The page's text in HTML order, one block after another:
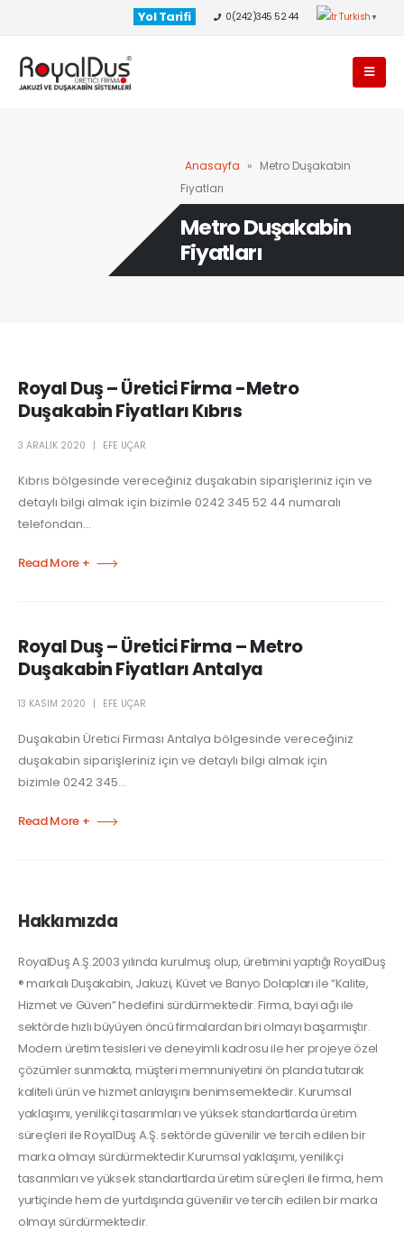
Yol Tarifi 0(242)345 52 44 Turkish ▼
Anasayfa » Metro Duşakabin
Fiyatları
Metro Duşakabin
Fiyatları
Royal Duş – Üretici Firma -Metro
Duşakabin Fiyatları Kıbrıs
3 ARALIK 2020 EFE UÇAR
Kıbrıs bölgesinde vereceğiniz duşakabin siparişleriniz için ve
detaylı bilgi almak için bizimle 0242 345 52 44 numaralı
telefondan...
Read More +
Royal Duş – Üretici Firma – Metro
Duşakabin Fiyatları Antalya
13 KASIM 2020 EFE UÇAR
Duşakabin Üretici Firması Antalya bölgesinde vereceğiniz
duşakabin siparişleriniz için ve detaylı bilgi almak için
bizimle 0242 345...
Read More +
Hakkımızda
RoyalDuş A.Ş.2003 yılında kurulmuş olup, üretimini yaptığı RoyalDuş
® markalı Duşakabin, Jakuzi, Küvet ve Banyo Dolapları ile “Kalite,
Hizmet ve Güven” hedefini sürdürmektedir. Firma, bayi ağı ile
sektörde hızlı büyüyen öncü firmalardan biri olmayı başarmıştır.
Modern üretim tesisleri ve deneyimli kadrosu ile her projeye özel
çözümler sunmakta, müşteri memnuniyetini ön planda tutarak
kaliteli ürün ve hizmet anlayışını benimsemektedir. Kurumsal
yaklaşımı, yenilikçi tasarımları ve yüksek standartlarda üretim
süreçleri ile RoyalDuş A.Ş. sektörde güvenilir ve tercih edilen bir
marka olmayı sürdürmektedir.Kurumsal yaklaşımı, yenilikçi
tasarımları ve yüksek standartlarda üretim süreçleri ile firma, hem
yurtiçinde hem de yurtdışında güvenilir ve tercih edilen bir marka
olmayı sürdürmektedir.